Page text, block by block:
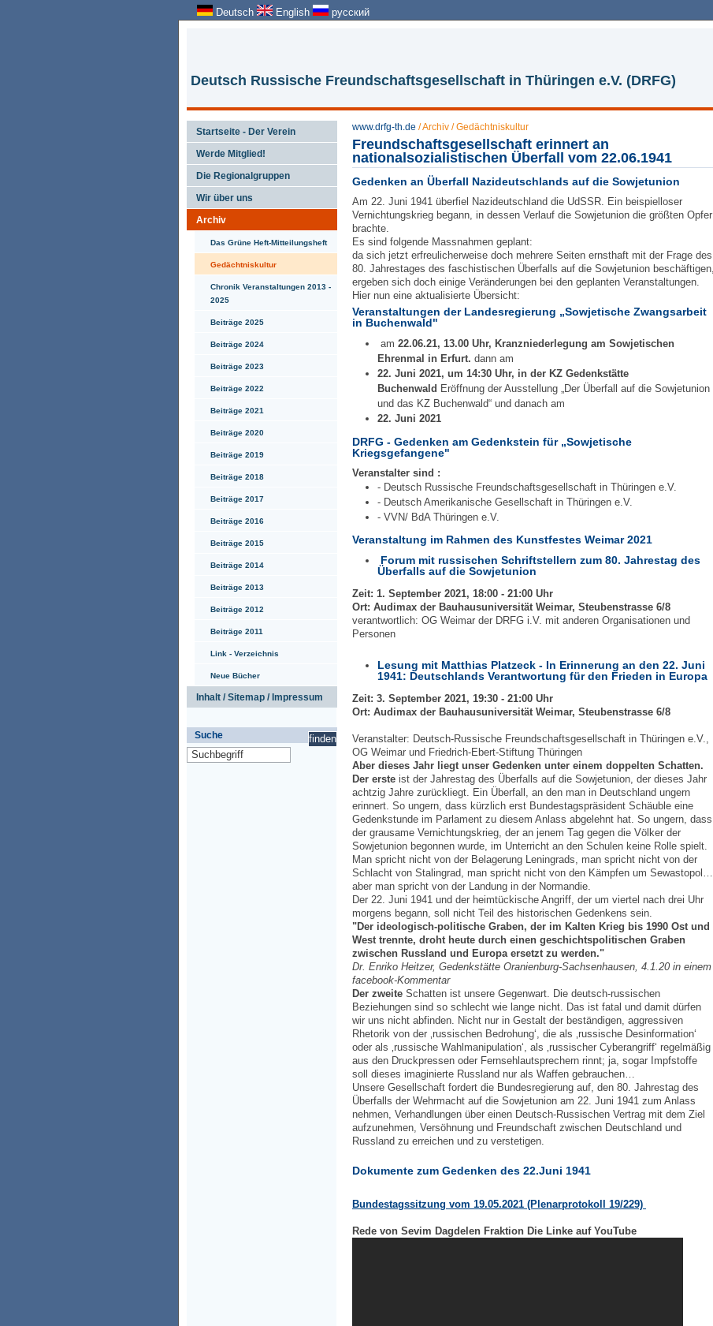
Deutsch English русский
Deutsch Russische Freundschaftsgesellschaft in Thüringen e.V. (DRFG)
Startseite - Der Verein
Werde Mitglied!
Die Regionalgruppen
Wir über uns
Archiv
Das Grüne Heft-Mitteilungsheft
Gedächtniskultur
Chronik Veranstaltungen 2013 -
2025
Beiträge 2025
Beiträge 2024
Beiträge 2023
Beiträge 2022
Beiträge 2021
Beiträge 2020
Beiträge 2019
Beiträge 2018
Beiträge 2017
Beiträge 2016
Beiträge 2015
Beiträge 2014
Beiträge 2013
Beiträge 2012
Beiträge 2011
Link - Verzeichnis
Neue Bücher
Inhalt / Sitemap / Impressum
Suche
www.drfg-th.de /Archiv /Gedächtniskultur
Freundschaftsgesellschaft erinnert an
nationalsozialistischen Überfall vom 22.06.1941
Gedenken an Überfall Nazideutschlands auf die Sowjetunion
Am 22. Juni 1941 überfiel Nazideutschland die UdSSR. Ein beispielloser
Vernichtungskrieg begann, in dessen Verlauf die Sowjetunion die größten Opfer
brachte.
Es sind folgende Massnahmen geplant:
da sich jetzt erfreulicherweise doch mehrere Seiten ernsthaft mit der Frage des
80. Jahrestages des faschistischen Überfalls auf die Sowjetunion beschäftigen,
ergeben sich doch einige Veränderungen bei den geplanten Veranstaltungen.
Hier nun eine aktualisierte Übersicht:
Veranstaltungen der Landesregierung „Sowjetische Zwangsarbeit
in Buchenwald"
am 22.06.21, 13.00 Uhr, Kranzniederlegung am Sowjetischen
Ehrenmal in Erfurt. dann am
22. Juni 2021, um 14:30 Uhr, in der KZ Gedenkstätte
Buchenwald Eröffnung der Ausstellung „Der Überfall auf die Sowjetunion
und das KZ Buchenwald“ und danach am
22. Juni 2021
DRFG - Gedenken am Gedenkstein für „Sowjetische
Kriegsgefangene"
Veranstalter sind :
- Deutsch Russische Freundschaftsgesellschaft in Thüringen e.V.
- Deutsch Amerikanische Gesellschaft in Thüringen e.V.
- VVN/ BdA Thüringen e.V.
Veranstaltung im Rahmen des Kunstfestes Weimar 2021
Forum mit russischen Schriftstellern zum 80. Jahrestag des
Überfalls auf die Sowjetunion
Zeit: 1. September 2021, 18:00 - 21:00 Uhr
Ort: Audimax der Bauhausuniversität Weimar, Steubenstrasse 6/8
verantwortlich: OG Weimar der DRFG i.V. mit anderen Organisationen und
Personen
Lesung mit Matthias Platzeck - In Erinnerung an den 22. Juni
1941: Deutschlands Verantwortung für den Frieden in Europa
Zeit: 3. September 2021, 19:30 - 21:00 Uhr
Ort: Audimax der Bauhausuniversität Weimar, Steubenstrasse 6/8
Veranstalter: Deutsch-Russische Freundschaftsgesellschaft in Thüringen e.V.,
OG Weimar und Friedrich-Ebert-Stiftung Thüringen
Aber dieses Jahr liegt unser Gedenken unter einem doppelten Schatten.
Der erste ist der Jahrestag des Überfalls auf die Sowjetunion, der dieses Jahr
achtzig Jahre zurückliegt. Ein Überfall, an den man in Deutschland ungern
erinnert. So ungern, dass kürzlich erst Bundestagspräsident Schäuble eine
Gedenkstunde im Parlament zu diesem Anlass abgelehnt hat. So ungern, dass
der grausame Vernichtungskrieg, der an jenem Tag gegen die Völker der
Sowjetunion begonnen wurde, im Unterricht an den Schulen keine Rolle spielt.
Man spricht nicht von der Belagerung Leningrads, man spricht nicht von der
Schlacht von Stalingrad, man spricht nicht von den Kämpfen um Sewastopol…
aber man spricht von der Landung in der Normandie.
Der 22. Juni 1941 und der heimtückische Angriff, der um viertel nach drei Uhr
morgens begann, soll nicht Teil des historischen Gedenkens sein.
"Der ideologisch-politische Graben, der im Kalten Krieg bis 1990 Ost und
West trennte, droht heute durch einen geschichtspolitischen Graben
zwischen Russland und Europa ersetzt zu werden."
Dr. Enriko Heitzer, Gedenkstätte Oranienburg-Sachsenhausen, 4.1.20 in einem
facebook-Kommentar
Der zweite Schatten ist unsere Gegenwart. Die deutsch-russischen
Beziehungen sind so schlecht wie lange nicht. Das ist fatal und damit dürfen
wir uns nicht abfinden. Nicht nur in Gestalt der beständigen, aggressiven
Rhetorik von der ‚russischen Bedrohung‘, die als ‚russische Desinformation‘
oder als ‚russische Wahlmanipulation‘, als ‚russischer Cyberangriff‘ regelmäßig
aus den Druckpressen oder Fernsehlautsprechern rinnt; ja, sogar Impfstoffe
soll dieses imaginierte Russland nur als Waffen gebrauchen…
Unsere Gesellschaft fordert die Bundesregierung auf, den 80. Jahrestag des
Überfalls der Wehrmacht auf die Sowjetunion am 22. Juni 1941 zum Anlass
nehmen, Verhandlungen über einen Deutsch-Russischen Vertrag mit dem Ziel
aufzunehmen, Versöhnung und Freundschaft zwischen Deutschland und
Russland zu erreichen und zu verstetigen.
Dokumente zum Gedenken des 22.Juni 1941
Bundestagssitzung vom 19.05.2021 (Plenarprotokoll 19/229)
Rede von Sevim Dagdelen Fraktion Die Linke auf YouTube